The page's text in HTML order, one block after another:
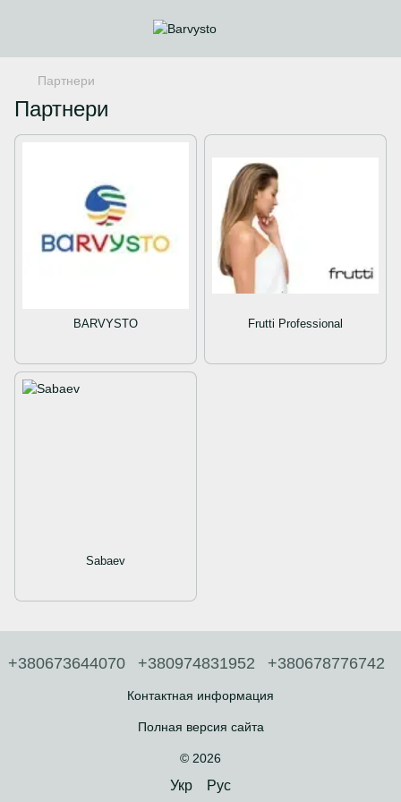
Партнери
Партнери
BARVYSTO Frutti Professional
Sabaev
+380673644070 +380974831952 +380678776742
Контактная информация
Полная версия сайта
© 2026
Укр Рус